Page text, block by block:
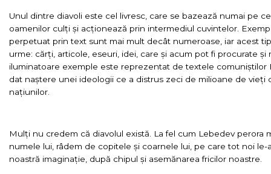
Unul dintre diavoli este cel livresc, care se bazează numai pe
oamenilor culți și acționează prin intermediul cuvintelor.
perpetuat prin text sunt mai mult decât numeroase, iar acest
urme: cărți, articole, eseuri, idei, care și acum pot fi procurate
iluminatoare exemple este reprezentat de textele comuniștilor
dat naștere unei ideologii ce a distrus zeci de milioane de vieți
națiunilor.
Mulți nu credem că diavolul există. La fel cum Lebedev perora
numele lui, râdem de copitele și coarnele lui, pe care tot noi
noastră imaginație, după chipul și asemănarea fricilor noastre.